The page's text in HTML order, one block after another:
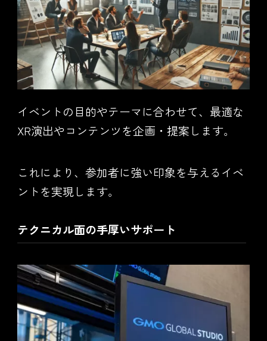
イベントの目的やテーマに合わせて、最適な
XR演出やコンテンツを企画・提案します。
これにより、参加者に強い印象を与えるイベ
ントを実現します。
テクニカル面の手厚いサポート